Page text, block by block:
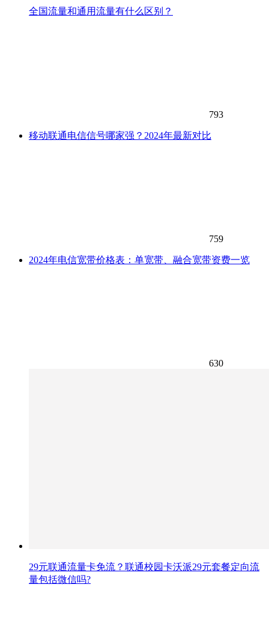
全国流量和通用流量有什么区别？
793
移动联通电信信号哪家强？2024年最新对比
759
2024年电信宽带价格表：单宽带、融合宽带资费一览
630
29元联通流量卡免流？联通校园卡沃派29元套餐定向流
量包括微信吗?